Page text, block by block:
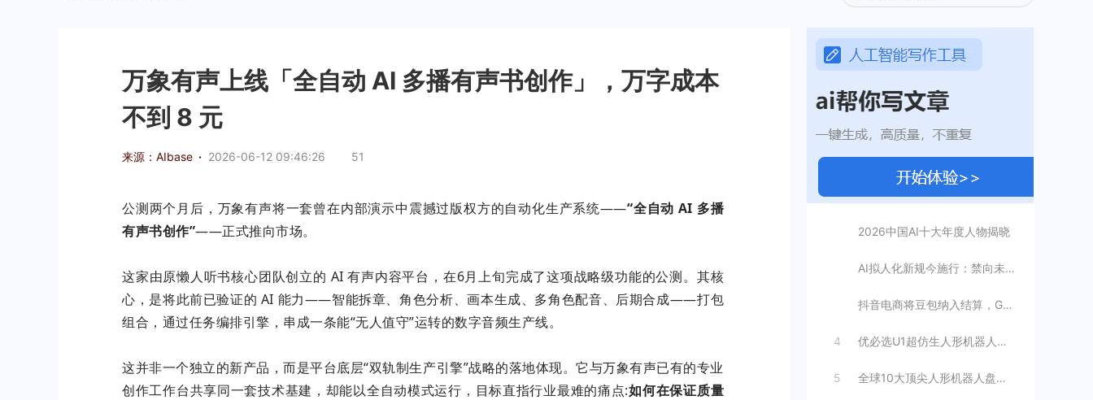
今日推荐
2026中国AI十大年度人物揭晓
AI拟人化新规今施行：禁向未成年人提供虚
抖音电商将豆包纳入结算，GEO成交归因时
4 优必选U1超仿生人形机器人：情感陪伴AI
5 全球10大顶尖人形机器人盘点：工厂与家庭
万象有声上线「全自动 AI 多播有声书创作」，万字成本
不到 8 元
来源：AIbase · 2026-06-12 09:46:26 51
公测两个月后，万象有声将一套曾在内部演示中震撼过版权方的自动化生产系统——“全自动 AI 多播
有声书创作”——正式推向市场。
这家由原懒人听书核心团队创立的 AI 有声内容平台，在6月上旬完成了这项战略级功能的公测。其核
心，是将此前已验证的 AI 能力——智能拆章、角色分析、画本生成、多角色配音、后期合成——打包
组合，通过任务编排引擎，串成一条能“无人值守”运转的数字音频生产线。
这并非一个独立的新产品，而是平台底层“双轨制生产引擎”战略的落地体现。它与万象有声已有的专业
创作工作台共享同一套技术基建，却能以全自动模式运行，目标直指行业最难的痛点:如何在保证质量